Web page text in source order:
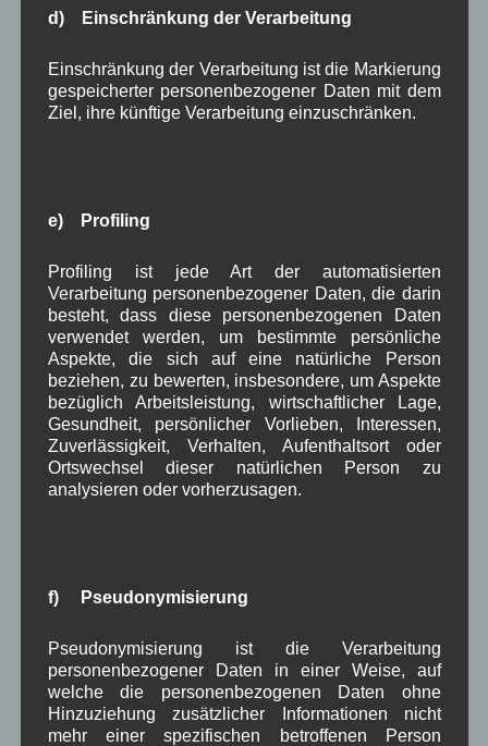
Gastes. Über eine rege Teilnahme freut sich die
September 2021
Der Gemeinderat stimmt in derSitzung vom
August 2020 bis Mai 2022
In zahlreichen Mails und Telefonaten mit dem ALE
bereitet der zuständigeReferent für
Dorferneuerung im Gemeinderatdie zweite
Amtszeit für die DE vor. Hier kahm erschwerend
hinzu, dass die Zuständigkeit im ALE mehrmals
gewechselt hatte und Neuwahlen durch die
Coronabeschränkungen langen Zeit nicht möglich
waren.
Weiterlesen
Gemeinderatssitzung 17.12.2020
Donnerstag
17.12.2020, 19:00
d) Einschränkung der Verarbeitung
Einschränkung der Verarbeitung ist die Markierung
gespeicherter personenbezogener Daten mit dem
Ziel, ihre künftige Verarbeitung einzuschränken.
e) Profiling
Profiling ist jede Art der automatisierten
Verarbeitung personenbezogener Daten, die darin
besteht, dass diese personenbezogenen Daten
verwendet werden, um bestimmte persönliche
Aspekte, die sich auf eine natürliche Person
beziehen, zu bewerten, insbesondere, um Aspekte
bezüglich Arbeitsleistung, wirtschaftlicher Lage,
Gesundheit, persönlicher Vorlieben, Interessen,
Zuverlässigkeit, Verhalten, Aufenthaltsort oder
Ortswechsel dieser natürlichen Person zu
analysieren oder vorherzusagen.
f) Pseudonymisierung
Pseudonymisierung ist die Verarbeitung
personenbezogener Daten in einer Weise, auf
welche die personenbezogenen Daten ohne
Hinzuziehung zusätzlicher Informationen nicht
mehr einer spezifischen betroffenen Person